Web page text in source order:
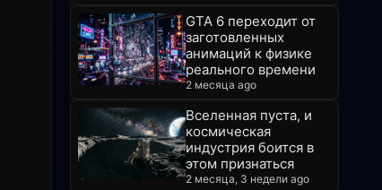
GTA 6 переходит от
заготовленных
анимаций к физике
реального времени
2 месяца ago
Вселенная пуста, и
космическая
индустрия боится в
этом признаться
2 месяца, 3 недели ago